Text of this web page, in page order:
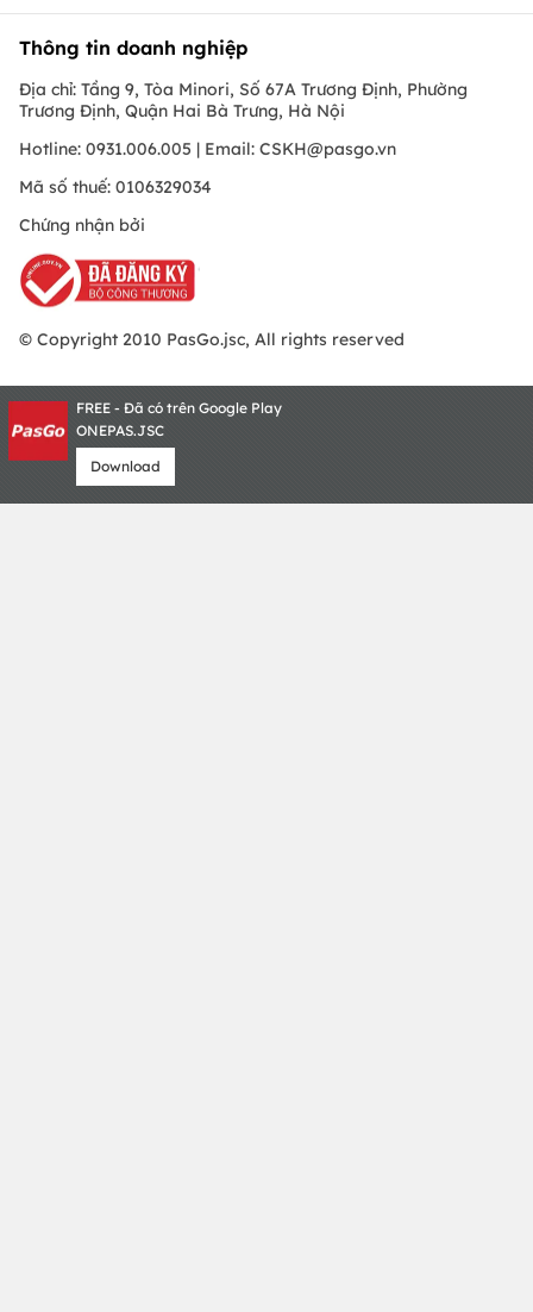
Thông tin doanh nghiệp
Địa chỉ: Tầng 9, Tòa Minori, Số 67A Trương Định, Phường
Trương Định, Quận Hai Bà Trưng, Hà Nội
Hotline: 0931.006.005 | Email: CSKH@pasgo.vn
Mã số thuế: 0106329034
Chứng nhận bởi
© Copyright 2010 PasGo.jsc, All rights reserved
FREE - Đã có trên Google Play
ONEPAS.JSC
Download